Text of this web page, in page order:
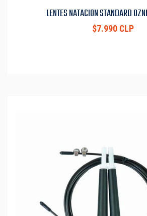
LENTES NATACION STANDARD
$7.990 CLP